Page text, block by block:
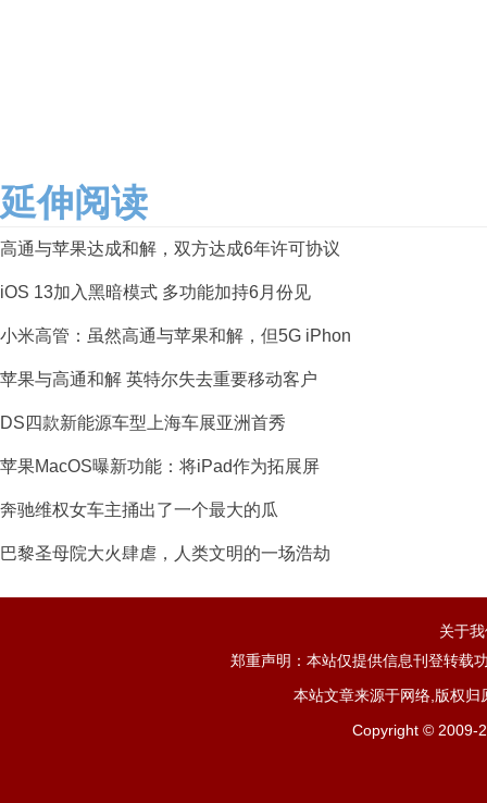
延伸阅读
高通与苹果达成和解，双方达成6年许可协议
iOS 13加入黑暗模式 多功能加持6月份见
小米高管：虽然高通与苹果和解，但5G iPhon
苹果与高通和解 英特尔失去重要移动客户
DS四款新能源车型上海车展亚洲首秀
苹果MacOS曝新功能：将iPad作为拓展屏
奔驰维权女车主捅出了一个最大的瓜
巴黎圣母院大火肆虐，人类文明的一场浩劫
关于
郑重声明：本站仅提供信息刊登转载
本站文章来源于网络,版权
Copyright © 2009-